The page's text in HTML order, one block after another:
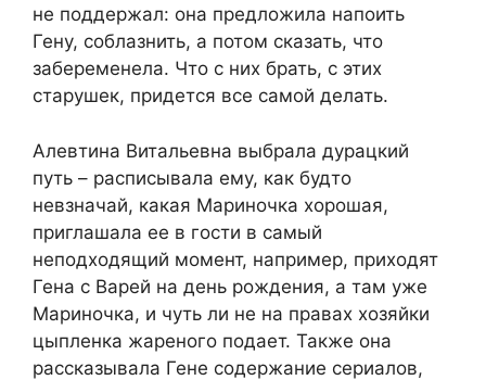
не поддержал: она предложила напоить
Гену, соблазнить, а потом сказать, что
забеременела. Что с них брать, с этих
старушек, придется все самой делать.
Алевтина Витальевна выбрала дурацкий
путь – расписывала ему, как будто
невзначай, какая Мариночка хорошая,
приглашала ее в гости в самый
неподходящий момент, например, приходят
Гена с Варей на день рождения, а там уже
Мариночка, и чуть ли не на правах хозяйки
цыпленка жареного подает. Также она
рассказывала Гене содержание сериалов,